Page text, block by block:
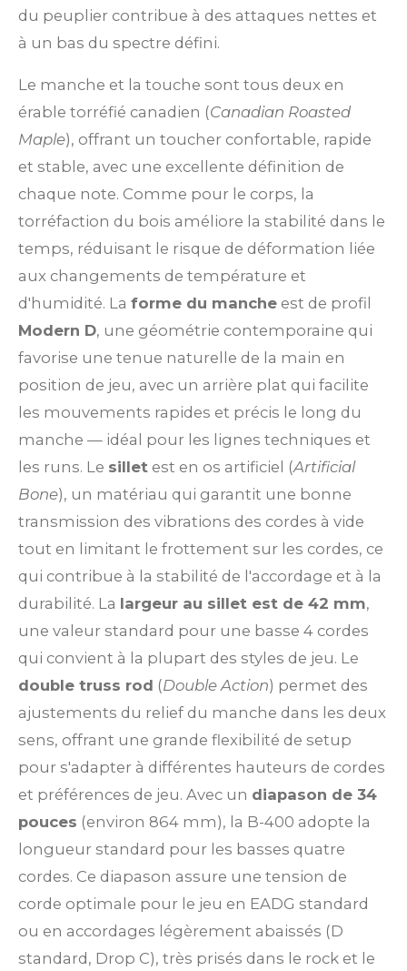
du peuplier contribue à des attaques nettes et
à un bas du spectre défini.
Le manche et la touche sont tous deux en
érable torréfié canadien (Canadian Roasted
Maple), offrant un toucher confortable, rapide
et stable, avec une excellente définition de
chaque note. Comme pour le corps, la
torréfaction du bois améliore la stabilité dans le
temps, réduisant le risque de déformation liée
aux changements de température et
d'humidité. La forme du manche est de profil
Modern D, une géométrie contemporaine qui
favorise une tenue naturelle de la main en
position de jeu, avec un arrière plat qui facilite
les mouvements rapides et précis le long du
manche — idéal pour les lignes techniques et
les runs. Le sillet est en os artificiel (Artificial
Bone), un matériau qui garantit une bonne
transmission des vibrations des cordes à vide
tout en limitant le frottement sur les cordes, ce
qui contribue à la stabilité de l'accordage et à la
durabilité. La largeur au sillet est de 42 mm,
une valeur standard pour une basse 4 cordes
qui convient à la plupart des styles de jeu. Le
double truss rod (Double Action) permet des
ajustements du relief du manche dans les deux
sens, offrant une grande flexibilité de setup
pour s'adapter à différentes hauteurs de cordes
et préférences de jeu. Avec un diapason de 34
pouces (environ 864 mm), la B-400 adopte la
longueur standard pour les basses quatre
cordes. Ce diapason assure une tension de
corde optimale pour le jeu en EADG standard
ou en accordages légèrement abaissés (D
standard, Drop C), très prisés dans le rock et le